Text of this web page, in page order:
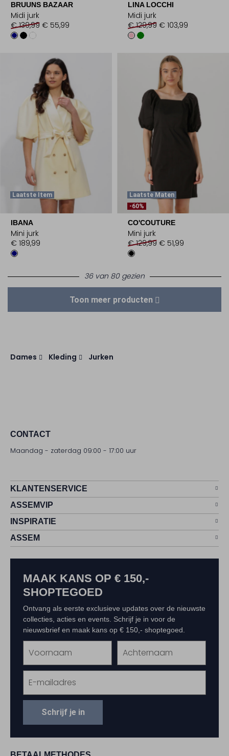
BRUUNS BAZAAR
Midi jurk
€ 139,99 € 55,99
LINA LOCCHI
Midi jurk
€ 129,99 € 103,99
Laatste Item
IBANA
Mini jurk
€ 189,99
Laatste Maten
-60%
CO'COUTURE
Mini jurk
€ 129,99 € 51,99
36 van 80 gezien
Toon meer producten
Dames Kleding Jurken
CONTACT
Maandag - zaterdag 09:00 - 17:00 uur
KLANTENSERVICE
ASSEMVIP
INSPIRATIE
ASSEM
MAAK KANS OP € 150,-
SHOPTEGOED
Ontvang als eerste exclusieve updates over de nieuwste
collecties, acties en events. Schrijf je in voor de
nieuwsbrief en maak kans op € 150,- shoptegoed.
Schrijf je in